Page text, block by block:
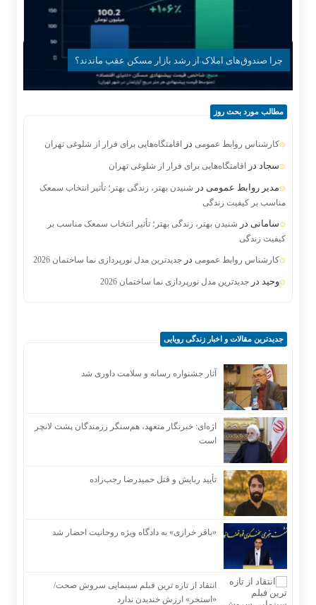
چرا صندوق‌های املاک از رشد بازار مسکن عقب ماندند؟
مطالب مورد بحث روز
کارشناس روابط عمومی در اقامتگاه‌هایی برای فرار از شلوغی تهران
سجاد در اقامتگاه‌هایی برای فرار از شلوغی تهران
مدیر روابط عمومی در شنیدن بهتر، زندگی بهتر؛ تأثیر انتخاب سمعک
مناسب بر کیفیت زندگی
سامانی در شنیدن بهتر، زندگی بهتر؛ تأثیر انتخاب سمعک مناسب بر
کیفیت زندگی
کارشناس روابط عمومی در جدیدترین مدل نورپردازی نما ساختمان 2026
وحید در جدیدترین مدل نورپردازی نما ساختمان 2026
جدیدترین مقالات و اخبار زندگی رویایی
آثار جشنواره رسانه و سلامت داوری شد
اژه‌ای: خبرنگار متعهد، هم‌سنگر رزمندگان پشت لانچر
است
تأیید ربایش و قتل حمیدرضا رجب‌زاده
«باقر خرازی» به دادگاه ویژه روحانیت احضار شد
انتقاد از تازه ترین فبلم سینمایی سروش صحت/
«استخر» ارزش خندیدن ندارد